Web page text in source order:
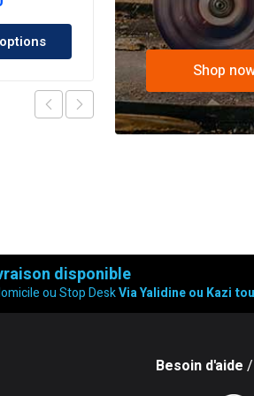
de
prix :
6,000.00 د.ج
10,500.00 د.ج
Ajouter au panier
Shop
disponible
ou Stop DeskVia Yalidine ou Kazi
Besoin d'aide